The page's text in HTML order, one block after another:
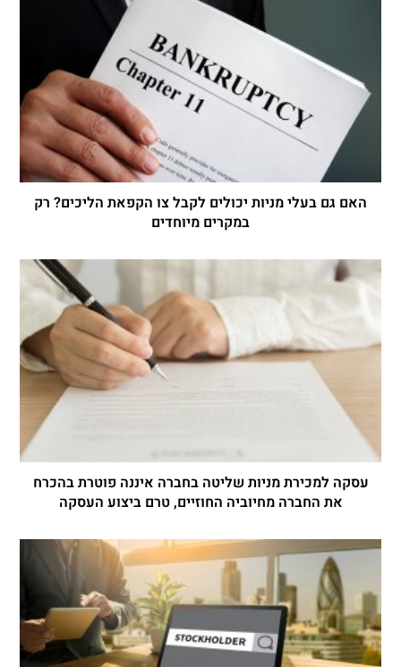
האם גם בעלי מניות יכולים לקבל צו הקפאת הליכים? רק
במקרים מיוחדים
עסקה למכירת מניות שליטה בחברה איננה פוטרת בהכרח
את החברה מחיוביה החוזיים, טרם ביצוע העסקה